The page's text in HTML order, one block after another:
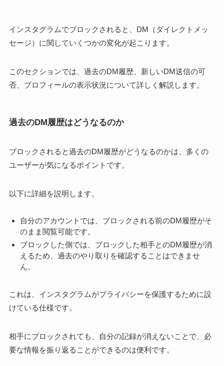
インスタグラムでブロックされると、DM（ダイレクトメッ
セージ）に関していくつかの変化が起こります。
このセクションでは、過去のDM履歴、新しいDM送信の可
否、プロフィールの表示状況について詳しく解説します。
過去のDM履歴はどうなるのか
ブロックされると過去のDM履歴がどうなるのかは、多くの
ユーザーが気になるポイントです。
以下に詳細を説明します。
自分のアカウントでは、ブロックされる前のDM履歴がそ
のまま閲覧可能です。
ブロックした側では、ブロックした相手とのDM履歴が消
えるため、過去のやり取りを確認することはできませ
ん。
これは、インスタグラムがプライバシーを保護するために設
けている仕様です。
相手にブロックされても、自分の記録が消えないことで、必
要な情報を振り返ることができるのは便利です。